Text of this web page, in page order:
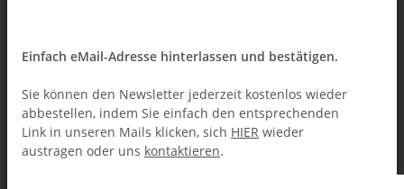
Einfach eMail-Adresse hinterlassen und bestätigen.
Sie können den Newsletter jederzeit kostenlos wieder
abbestellen, indem Sie einfach den entsprechenden
Link in unseren Mails klicken, sich HIER wieder
austragen oder uns kontaktieren.